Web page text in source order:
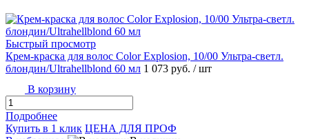
Быстрый просмотр
Крем-краска для волос Color Explosion, 10/00 Ультра-светл.
блондин/Ultrahellblond 60 мл 1 073 руб. / шт
В корзину
Подробнее
Купить в 1 клик ЦЕНА ДЛЯ ПРОФ